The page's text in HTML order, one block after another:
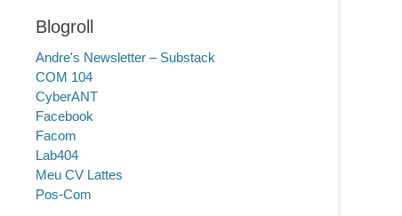
Blogroll
Andre's Newsletter – Substack
COM 104
CyberANT
Facebook
Facom
Lab404
Meu CV Lattes
Pos-Com